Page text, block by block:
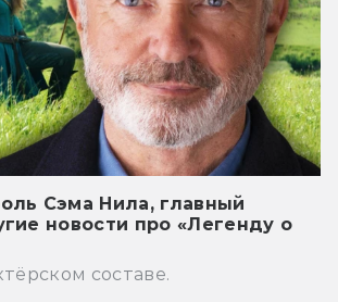
Сэма Нила, главный
новости про «Легенду о
составе.